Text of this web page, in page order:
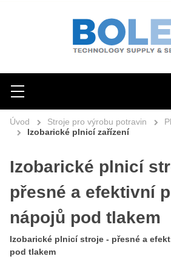
Hledat
Menu
Úvod Stroje pro výrobu potravin
Izobarické plnicí zařízení
Izobarické plnicí
přesné a efektivní
nápojů pod tlakem
Izobarické plnicí stroje - přesné a
pod tlakem